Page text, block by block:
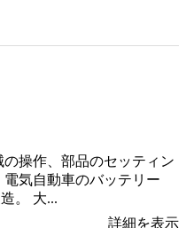
操作、部品のセッティン
気自動車のバッテリー
。 大...
詳細を表示